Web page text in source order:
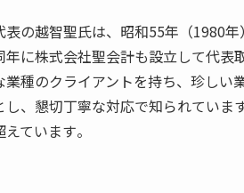
表の越智聖氏は、昭和55年（1980
年に株式会社聖会計も設立して代表
業種のクライアントを持ち、珍しい
し、懇切丁寧な対応で知られてい
えています​。